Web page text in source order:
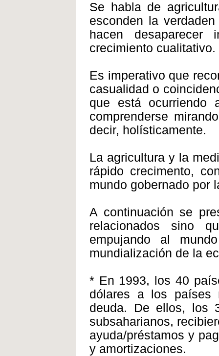
Se habla de
esconden la
hacen desaparecer
crecimiento cualitativo.
Es imperativo que
casualidad o
que está ocurriendo
comprenderse
decir, holísticamente.
La agricultura y la
rápido crecimento,
mundo gobernado por
A continuación se
relacionados sino
empujando al
mundialización de la
* En 1993, los 40
dólares a los países
deuda. De ellos, los
subsaharianos,
ayuda/préstamos y
y amortizaciones.